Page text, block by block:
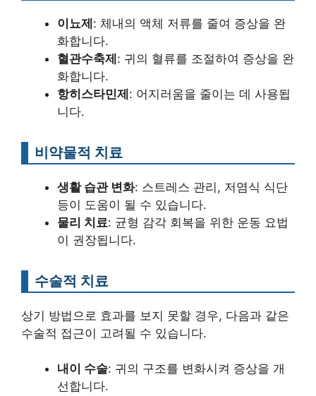
이뇨제: 체내의 액체 저류를 줄여 증상을 완
화합니다.
혈관수축제: 귀의 혈류를 조절하여 증상을 완
화합니다.
항히스타민제: 어지러움을 줄이는 데 사용됩
니다.
비약물적 치료
생활 습관 변화: 스트레스 관리, 저염식 식단
등이 도움이 될 수 있습니다.
물리 치료: 균형 감각 회복을 위한 운동 요법
이 권장됩니다.
수술적 치료
상기 방법으로 효과를 보지 못할 경우, 다음과 같은
수술적 접근이 고려될 수 있습니다.
내이 수술: 귀의 구조를 변화시켜 증상을 개
선합니다.